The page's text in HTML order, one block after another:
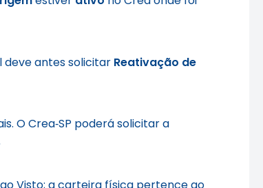
deve antes solicitar Reativação de
O Crea‑SP poderá solicitar a